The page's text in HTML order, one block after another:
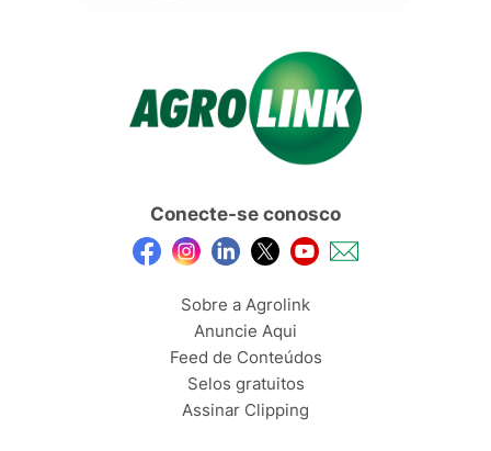
Conecte-se conosco
Sobre a Agrolink
Anuncie Aqui
Feed de Conteúdos
Selos gratuitos
Assinar Clipping